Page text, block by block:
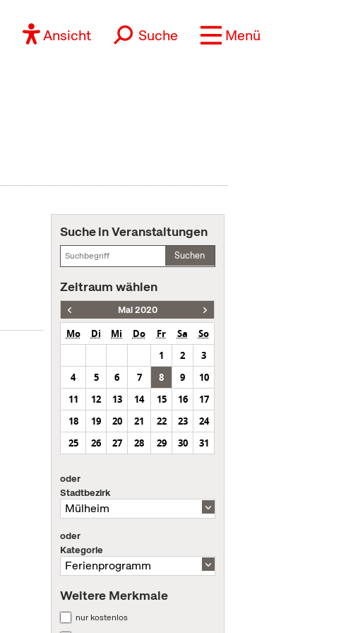
Ansicht Suche Menü
Suche in Veranstaltungen
Suchen
Zeitraum wählen
Mai 2020
Mo Di Mi Do Fr Sa
So
1
2
3
4
5 6 7 8 9
10
11
12 13 14 15 16
17
18
19 20 21 22 23
24
25
26 27 28 29 30 31
oder
Stadtbezirk
oder
Kategorie
Weitere Merkmale
nur kostenlos